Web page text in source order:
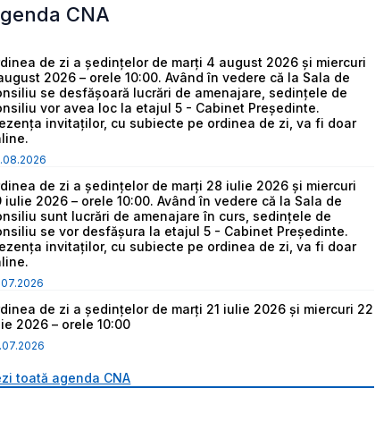
CNA
de zi a ședințelor de marți 4 august 2026 și miercuri
2026 – orele 10:00. Având în vedere că la Sala de
se desfășoară lucrări de amenajare, sedințele de
vor avea loc la etajul 5 - Cabinet Președinte.
invitaților, cu subiecte pe ordinea de zi, va fi doar
de zi a ședințelor de marți 28 iulie 2026 și miercuri
iulie 2026 – orele 10:00. Având în vedere că la Sala de
sunt lucrări de amenajare în curs, sedințele de
se vor desfășura la etajul 5 - Cabinet Președinte.
invitaților, cu subiecte pe ordinea de zi, va fi doar
de zi a ședințelor de marți 21 iulie 2026 și miercuri 22
2026 – orele 10:00
toată agenda CNA